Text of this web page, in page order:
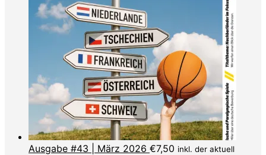
Ausgabe #43 | März 2026 €7,50 inkl. der aktuell